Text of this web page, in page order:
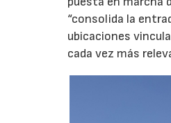
“consolida la
ubicaciones
cada vez más